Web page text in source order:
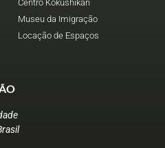
Centro Kokushikan
Museu da Imigração
Locação de Espaços